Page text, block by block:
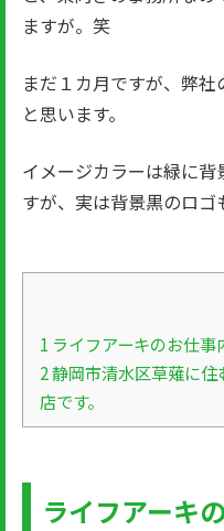
ますが。笑
まだ１カ月ですが、弊
と思います。
イメージカラーは緑に背
すが、実は背景黒のロゴ
1 ライフアーキのお仕事
2静岡市清水区草薙に
店です。
ライフアーキ